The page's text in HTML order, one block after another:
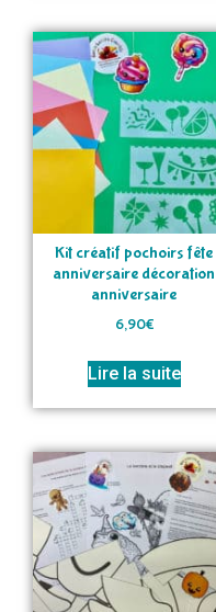
Kit créatif pochoirs fête
anniversaire décoration
anniversaire
6,90€
Lire la suite